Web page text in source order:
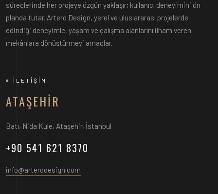
süreçlerinde her projeye özgün yaklaşır; kullanıcı deneyimini ön
planda tutar. Artero Design, yerel ve uluslararası projelerde
edindiği deneyimle, yaşam ve çalışma alanlarını ilham veren
mekânlara dönüştürmeyi amaçlar.
İLETİŞİM
ATAŞEHIR
Batı, Nida Kule, Ataşehir, İstanbul
+90 541 621 8370
info@arterodesign.com